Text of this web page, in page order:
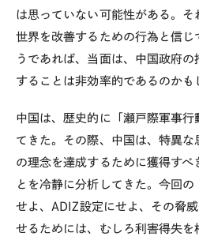
は思っていない可能性がある。
世界を改善するための行為と信じ
うであれば、当面は、中国政府
することは非効率的であるのかも
中国は、歴史的に「瀬戸際軍事行
てきた。その際、中国は、特異な
の理念を達成するために獲得す
とを冷静に分析してきた。今回
せよ、ADIZ設定にせよ、その脅
せるためには、むしろ利害得失を